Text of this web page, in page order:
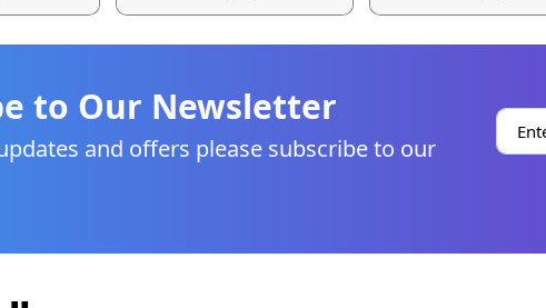
to Our Newsletter
and offers please subscribe to our